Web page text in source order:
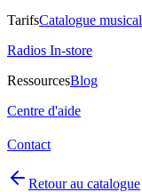
TarifsCatalogue musical
Radios In-store
RessourcesBlog
Centre d'aide
Contact
Retour au catalogue